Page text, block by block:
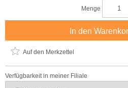
Menge
In den
Auf den Merkzettel
Verfügbarkeit in meiner Filiale